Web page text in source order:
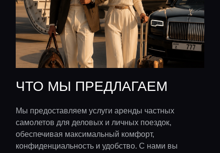
ЧТО МЫ ПРЕДЛАГАЕМ
Мы предоставляем услуги аренды частных
самолетов для деловых и личных поездок,
обеспечивая максимальный комфорт,
конфиденциальность и удобство. С нами вы